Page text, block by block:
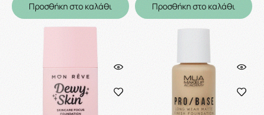
Προσθήκη στο καλάθι Προσθήκη στο καλάθι